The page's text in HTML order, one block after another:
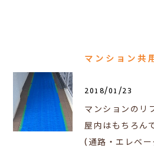
マンション共
2018/01/23
マンションのリ
屋内はもちろん
(通路・エレベ